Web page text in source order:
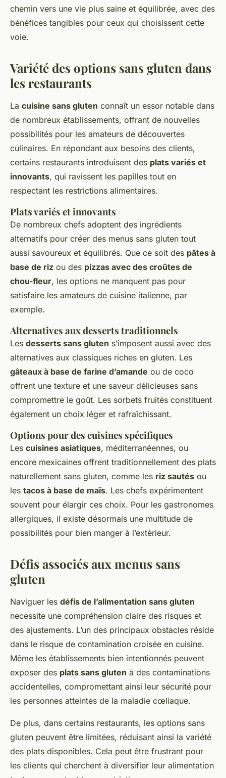
chemin vers une vie plus saine et équilibrée, avec des
bénéfices tangibles pour ceux qui choisissent cette
voie.
Variété des options sans gluten dans
les restaurants
La cuisine sans gluten connaît un essor notable dans
de nombreux établissements, offrant de nouvelles
possibilités pour les amateurs de découvertes
culinaires. En répondant aux besoins des clients,
certains restaurants introduisent des plats variés et
innovants, qui ravissent les papilles tout en
respectant les restrictions alimentaires.
Plats variés et innovants
De nombreux chefs adoptent des ingrédients
alternatifs pour créer des menus sans gluten tout
aussi savoureux et équilibrés. Que ce soit des pâtes à
base de riz ou des pizzas avec des croûtes de
chou-fleur, les options ne manquent pas pour
satisfaire les amateurs de cuisine italienne, par
exemple.
Alternatives aux desserts traditionnels
Les desserts sans gluten s’imposent aussi avec des
alternatives aux classiques riches en gluten. Les
gâteaux à base de farine d’amande ou de coco
offrent une texture et une saveur délicieuses sans
compromettre le goût. Les sorbets fruités constituent
également un choix léger et rafraîchissant.
Options pour des cuisines spécifiques
Les cuisines asiatiques, méditerranéennes, ou
encore mexicaines offrent traditionnellement des plats
naturellement sans gluten, comme les riz sautés ou
les tacos à base de maïs. Les chefs expérimentent
souvent pour élargir ces choix. Pour les gastronomes
allergiques, il existe désormais une multitude de
possibilités pour bien manger à l’extérieur.
Défis associés aux menus sans
gluten
Naviguer les défis de l’alimentation sans gluten
necessite une compréhension claire des risques et
des ajustements. L’un des principaux obstacles réside
dans le risque de contamination croisée en cuisine.
Même les établissements bien intentionnés peuvent
exposer des plats sans gluten à des contaminations
accidentelles, compromettant ainsi leur sécurité pour
les personnes atteintes de la maladie cœliaque.
De plus, dans certains restaurants, les options sans
gluten peuvent être limitées, réduisant ainsi la variété
des plats disponibles. Cela peut être frustrant pour
les clients qui cherchent à diversifier leur alimentation